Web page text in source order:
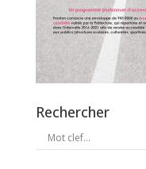
Rechercher